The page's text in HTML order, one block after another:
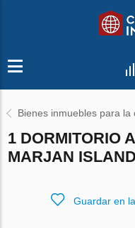
Bienes inmuebles para
1 DORMITORIO
MARJAN
Guardar en